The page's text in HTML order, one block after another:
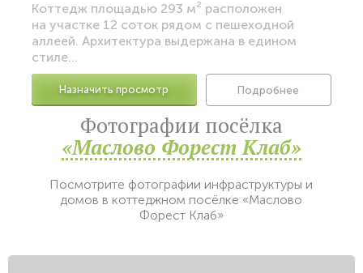
Коттедж площадью 293 м² расположен
на участке 12 соток рядом с пешеходной
аллеей. Архитектура выдержана в едином
стиле...
Назначить просмотр Подробнее
Фотографии посёлка
«Маслово Форест Клаб»
Посмотрите фотографии инфраструктуры и
домов в коттеджном посёлке «Маслово
Форест Клаб»